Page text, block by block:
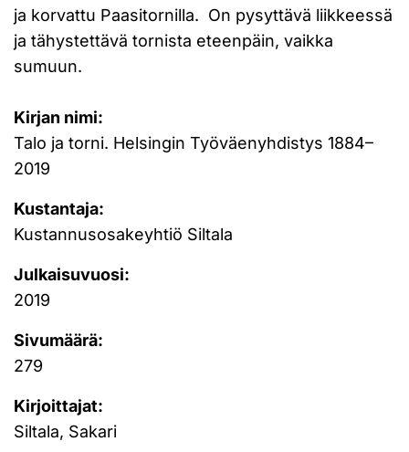
ja korvattu Paasitornilla. On pysyttävä liikkeessä
ja tähystettävä tornista eteenpäin, vaikka
sumuun.
Kirjan nimi:
Talo ja torni. Helsingin Työväenyhdistys 1884–
2019
Kustantaja:
Kustannusosakeyhtiö Siltala
Julkaisuvuosi:
2019
Sivumäärä:
279
Kirjoittajat:
Siltala, Sakari